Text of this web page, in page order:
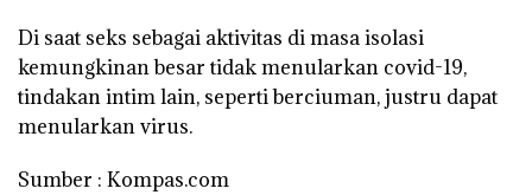
Di saat seks sebagai aktivitas di masa isolasi
kemungkinan besar tidak menularkan covid-19,
tindakan intim lain, seperti berciuman, justru dapat
menularkan virus.
Sumber : Kompas.com